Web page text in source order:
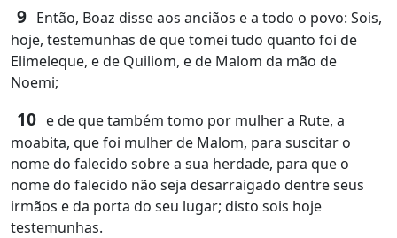
9 Então, Boaz disse aos anciãos e a todo o povo: Sois,
hoje, testemunhas de que tomei tudo quanto foi de
Elimeleque, e de Quiliom, e de Malom da mão de
Noemi;
10 e de que também tomo por mulher a Rute, a
moabita, que foi mulher de Malom, para suscitar o
nome do falecido sobre a sua herdade, para que o
nome do falecido não seja desarraigado dentre seus
irmãos e da porta do seu lugar; disto sois hoje
testemunhas.